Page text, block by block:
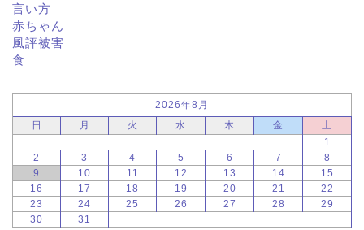
言い方
赤ちゃん
風評被害
食
2026年8月
日
月 火 水 木 金
土
1
2
3 4 5 6 7
8
9
10 11 12 13 14
15
16
17 18 19 20 21
22
23
24 25 26 27 28
29
30
31